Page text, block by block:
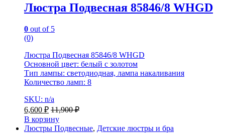
Люстра Подвесная 85846/8 WHGD
0 out of 5
(0)
Люстра Подвесная 85846/8 WHGD
Основной цвет: белый с золотом
Тип лампы: светодиодная, лампа накаливания
Количество ламп: 8
SKU: n/a
6,600 ₽ 11,900₽
В корзину
Люстры Подвесные, Детские люстры и бра